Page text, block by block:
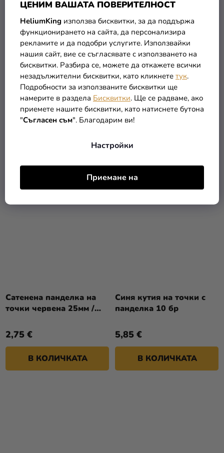
ЦЕНИМ ВАШАТА ПОВЕРИТЕЛНОСТ
HeliumKing използва бисквитки, за да поддържа
функционирането на сайта, да персонализира
рекламите и да подобри услугите. Използвайки
нашия сайт, вие се съгласявате с използването на
бисквитки. Разбира се, можете да откажете всички
незадължителни бисквитки, като кликнете тук.
Подробности за използваните бисквитки ще
намерите в раздела Бисквитки. Ще се радваме, ако
приемете нашите бисквитки, като натиснете бутона
"Съгласен съм". Благодарим ви!
Настройки
Приемане на
Прозрачен балон със
златисти точки
Розова кутийка на точки
с панделка 10 бр
5,85 €
РАЗПРОДАЖБА
Сатенена панделка на
точки червена 25мм /
2,75 €
В КОЛИЧКАТА
РАЗПРОДАЖБА
Синя кутия на точки с
панделка 10 бр
5,85 €
В КОЛИЧКАТА